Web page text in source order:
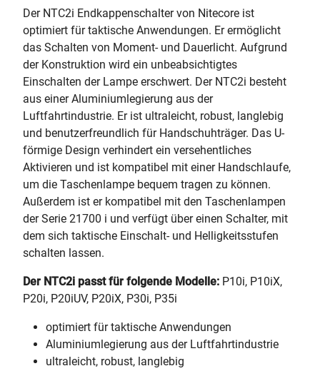
Der NTC2i Endkappenschalter von Nitecore ist
optimiert für taktische Anwendungen. Er ermöglicht
das Schalten von Moment- und Dauerlicht. Aufgrund
der Konstruktion wird ein unbeabsichtigtes
Einschalten der Lampe erschwert. Der NTC2i besteht
aus einer Aluminiumlegierung aus der
Luftfahrtindustrie. Er ist ultraleicht, robust, langlebig
und benutzerfreundlich für Handschuhträger. Das U-
förmige Design verhindert ein versehentliches
Aktivieren und ist kompatibel mit einer Handschlaufe,
um die Taschenlampe bequem tragen zu können.
Außerdem ist er kompatibel mit den Taschenlampen
der Serie 21700 i und verfügt über einen Schalter, mit
dem sich taktische Einschalt- und Helligkeitsstufen
schalten lassen.
Der NTC2i passt für folgende Modelle: P10i, P10iX,
P20i, P20iUV, P20iX, P30i, P35i
optimiert für taktische Anwendungen
Aluminiumlegierung aus der Luftfahrtindustrie
ultraleicht, robust, langlebig